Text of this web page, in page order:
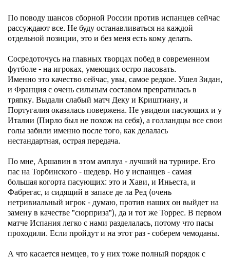
По поводу шансов сборной России против испанцев сейчас
рассуждают все. Не буду останавливаться на каждой
отдельной позиции, это и без меня есть кому делать.
Сосредоточусь на главных творцах побед в современном
футболе - на игроках, умеющих остро пасовать.
Именно это качество сейчас, увы, самое редкое. Ушел Зидан,
и Франция с очень сильным составом превратилась в
тряпку. Выдали слабый матч Деку и Криштиану, и
Португалия оказалась повержена. Не увидели пасующих и у
Италии (Пирло был не похож на себя), а голландцы все свои
голы забили именно после того, как делалась
нестандартная, острая передача.
По мне, Аршавин в этом амплуа - лучший на турнире. Его
пас на Торбинского - шедевр. Но у испанцев - самая
большая когорта пасующих: это и Хави, и Иньеста, и
Фабрегас, и сидящий в запасе де ла Ред (очень
нетривиальный игрок - думаю, против наших он выйдет на
замену в качестве "сюрприза"), да и тот же Торрес. В первом
матче Испания легко с нами разделалась, потому что пасы
проходили. Если пройдут и на этот раз - соберем чемоданы.
А что касается немцев, то у них тоже полный порядок с